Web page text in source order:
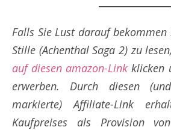
Falls Sie Lust darauf bekommen
Stille (Achenthal Saga 2) zu
auf diesen amazon-Link klicken
erwerben. Durch diesen
markierte) Affiliate-Link
Kaufpreises als Provision